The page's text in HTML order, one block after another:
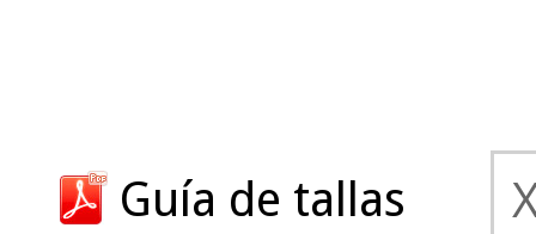
Guía de tallas